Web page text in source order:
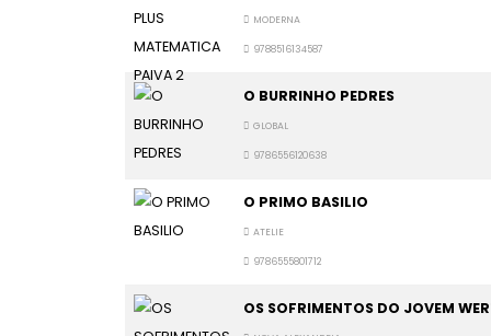
MODERNA
9788516134587
O BURRINHO PEDRES
GLOBAL
9786556120638
O PRIMO BASILIO
ATELIE
9786555801712
OS SOFRIMENTOS DO JOVEM